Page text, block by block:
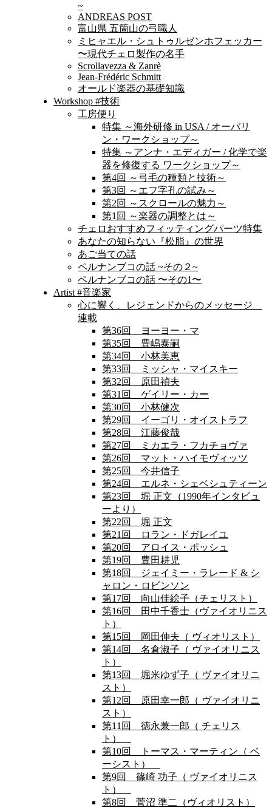
~
ANDREAS POST
富山県 五箇山の弓職人
ミヒャエル・シュトゥルゼンホフェッカー
〜現代チェロ製作の名手
Scrollavezza & Zanrè
Jean-Frédéric Schmitt
オールド楽器の基礎知識
Workshop #技術
工房便り
特集 ～海外研修 in USA / オーバリ
ン・ワークショップ～
特集 ～アンナ・エディガー / 化学で楽
器を修復する ワークショップ～
第4回 ～弓毛の種類と技術～
第3回 ～エフ字孔の試み～
第2回 ～スクロールの魅力～
第1回 ～楽器の調整とは～
チェロおすすめフィッティングパーツ特集
あなたの知らない『松脂』の世界
あご当ての話
ペルナンブコの話 ~その２~
ペルナンブコの話 〜その1〜
Artist #音楽家
心に響く、レジェンドからのメッセージ
連載
第36回 ヨーヨー・マ
第35回 豊嶋泰嗣
第34回 小林美恵
第33回 ミッシャ・マイスキー
第32回 原田禎夫
第31回 ゲイリー・カー
第30回 小林健次
第29回 イーゴリ・オイストラフ
第28回 江藤俊哉
第27回 ミカエラ・フカチョヴァ
第26回 マット・ハイモヴィッツ
第25回 今井信子
第24回 エルネ・シェベシュティーン
第23回 堀 正文（1990年インタビュ
ーより）
第22回 堀 正文
第21回 ロラン・ドガレイユ
第20回 アロイス・ポッシュ
第19回 豊田耕児
第18回 ジェイミー・ラレード & シ
ャロン・ロビンソン
第17回 向山佳絵子（チェリスト）
第16回 田中千香士（ヴァイオリニス
ト）
第15回 岡田伸夫（ ヴィオリスト）
第14回 名倉淑子（ ヴァイオリニス
ト）
第13回 堀米ゆず子（ ヴァイオリニ
スト）
第12回 原田幸一郎（ ヴァイオリニ
スト）
第11回 徳永兼一郎（ チェリス
ト）
第10回 トーマス・マーティン（ ベ
ーシスト）
第9回 篠崎 功子（ ヴァイオリニス
ト）
第8回 菅沼 準二（ヴィオリスト）